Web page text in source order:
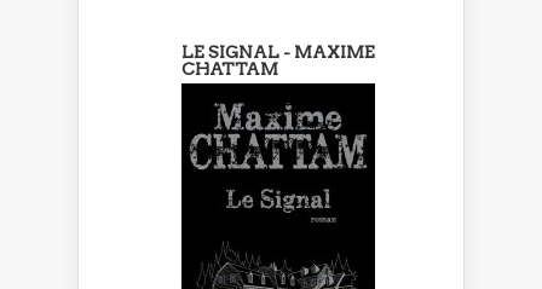
LE SIGNAL - MAXIME
CHATTAM